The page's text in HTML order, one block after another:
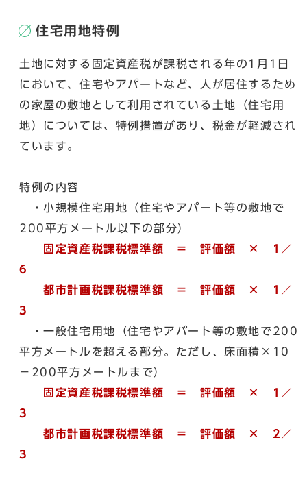
住宅用地特例
土地に対する固定資産税が課税される年の1月1日
において、住宅やアパートなど、人が居住するため
の家屋の敷地として利用されている土地（住宅用
地）については、特例措置があり、税金が軽減され
ています。
特例の内容
・小規模住宅用地（住宅やアパート等の敷地で
200平方メートル以下の部分）
固定資産税課税標準額 ＝ 評価額 × 1／
6
都市計画税課税標準額 ＝ 評価額 × 1／
3
・一般住宅用地（住宅やアパート等の敷地で200
平方メートルを超える部分。ただし、床面積×10
－200平方メートルまで）
固定資産税課税標準額 ＝ 評価額 × 1／
3
都市計画税課税標準額 ＝ 評価額 × 2／
3